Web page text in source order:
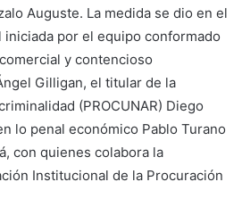
Auguste. La medida se dio en el
iniciada por el equipo conformado
y contencioso
Gilligan, el titular de la
(PROCUNAR) Diego
lo penal económico Pablo Turano
con quienes colabora la
Institucional de la Procuración